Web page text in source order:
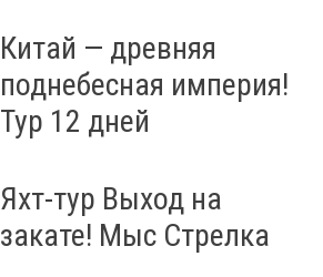
Китай — древняя
поднебесная империя!
Тур 12 дней
Яхт-тур Выход на
закате! Мыс Стрелка